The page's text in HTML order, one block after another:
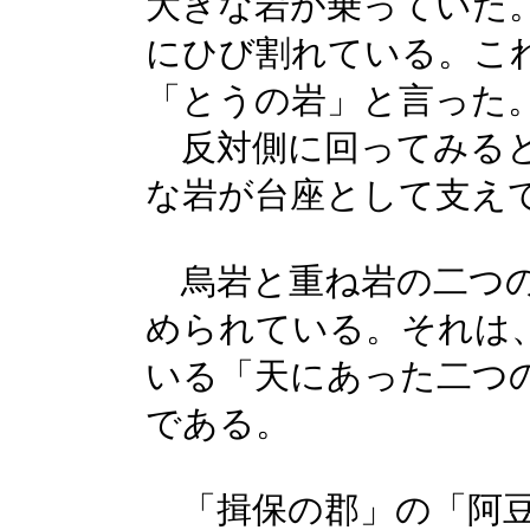
にひび割れている。こ
「とうの岩」と言った
反対側に回ってみる
な岩が台座として支え
烏岩と重ね岩の二つ
められている。それは
いる「天にあった二つ
である。
「揖保の郡」の「阿